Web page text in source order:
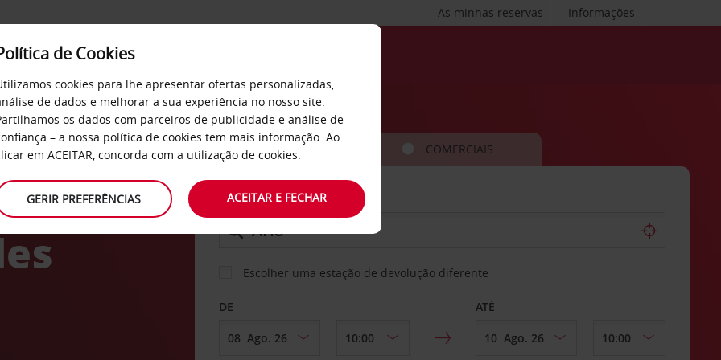
Informações
As minhas reservas
SERVIÇOS EMPRESAS
CARRO COMERCIAIS
LEVANTAR EM
Escolher uma estação de devolução diferente
DE ATÉ
de Cookies
cookies para lhe apresentar ofertas personalizadas,
de dados e melhorar a sua experiência no nosso site.
os dados com parceiros de publicidade e análise de
– a nossa política de cookies tem mais informação. Ao
em ACEITAR, concorda com a utilização de cookies.
GERIR PREFERÊNCIAS ACEITAR E FECHAR